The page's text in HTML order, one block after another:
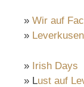
» Wir auf
»
» Irish Days
» Lust auf